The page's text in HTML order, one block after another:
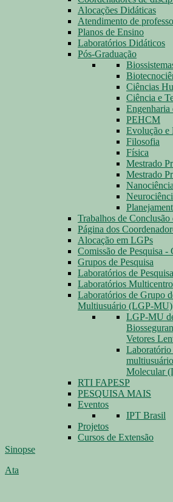
Alocações Didáticas
Atendimento de
Planos de Ensino
Laboratórios Didáticos
Pós-Graduação
Ciências
Ciência e
Engenharia
PEHCM
Evolução e
Filosofia
Física
Mestrado
Mestrado
Trabalhos de Conclusão
Página dos
Alocação em LGPs
Comissão de Pesquisa -
Grupos de Pesquisa
Laboratórios de Pesquisa
Laboratórios Multicentro
Laboratórios de Grupo
Multiusuário (LGP-MU)
LGP-MU
Vetores
Laboratório
Molecular
RTI FAPESP
PESQUISA MAIS
Eventos
IPT Brasil
Projetos
Cursos de Extensão
Sinopse
Ata